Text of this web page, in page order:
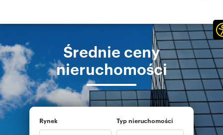
Średnie ceny
nieruchomości
Rynek Typ nieruchomości